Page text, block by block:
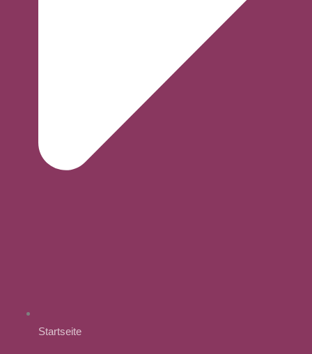
Startseite